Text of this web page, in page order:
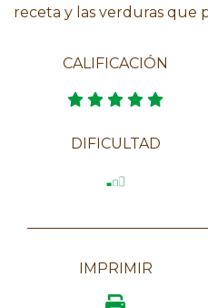
receta y las verduras que
CALIFICACIÓN
DIFICULTAD
IMPRIMIR